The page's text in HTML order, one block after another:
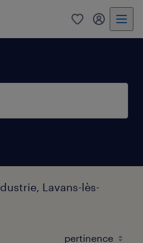
0 mon
Lavans-lès-